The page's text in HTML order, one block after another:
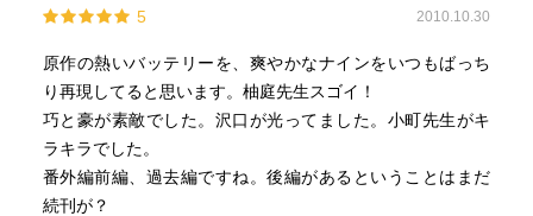
5 2010.10.30
原作の熱いバッテリーを、爽やかなナインをいつもばっち
り再現してると思います。柚庭先生スゴイ！
巧と豪が素敵でした。沢口が光ってました。小町先生がキ
ラキラでした。
番外編前編、過去編ですね。後編があるということはまだ
続刊が？